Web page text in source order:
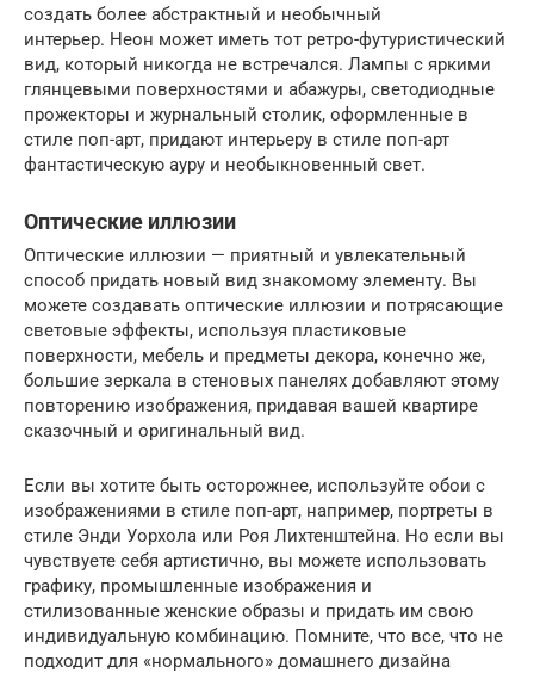
создать более абстрактный и необычный
интерьер. Неон может иметь тот ретро-футуристический
вид, который никогда не встречался. Лампы с яркими
глянцевыми поверхностями и абажуры, светодиодные
прожекторы и журнальный столик, оформленные в
стиле поп-арт, придают интерьеру в стиле поп-арт
фантастическую ауру и необыкновенный свет.
Оптические иллюзии
Оптические иллюзии — приятный и увлекательный
способ придать новый вид знакомому элементу. Вы
можете создавать оптические иллюзии и потрясающие
световые эффекты, используя пластиковые
поверхности, мебель и предметы декора, конечно же,
большие зеркала в стеновых панелях добавляют этому
повторению изображения, придавая вашей квартире
сказочный и оригинальный вид.
Если вы хотите быть осторожнее, используйте обои с
изображениями в стиле поп-арт, например, портреты в
стиле Энди Уорхола или Роя Лихтенштейна. Но если вы
чувствуете себя артистично, вы можете использовать
графику, промышленные изображения и
стилизованные женские образы и придать им свою
индивидуальную комбинацию. Помните, что все, что не
подходит для «нормального» домашнего дизайна